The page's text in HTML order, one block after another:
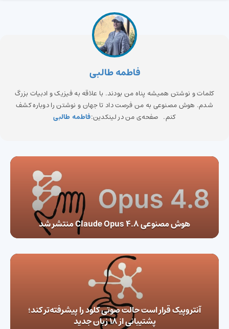
فاطمه طالبی
کلمات و نوشتن همیشه پناه من بودند. با علاقه به فیزیک و ادبیات بزرگ
شدم. هوش مصنوعی به من فرصت داد تا جهان و نوشتن را دوباره کشف
کنم. صفحه‌ی من در لینکدین:فاطمه طالبی
هوش مصنوعی Claude Opus 4.8 منتشر شد
آنتروپیک قرار است حالت صوتی کلود را پیشرفته‌تر کند؛
پشتیبانی از ۱۸ زبان جدید